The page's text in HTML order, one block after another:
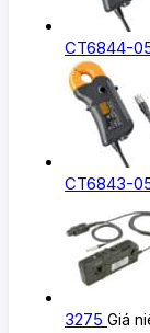
CT6844-
CT6843-
3275 Giá